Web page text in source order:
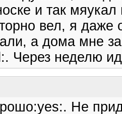
и так
вел, я
а дома мне
Через неделю
Не